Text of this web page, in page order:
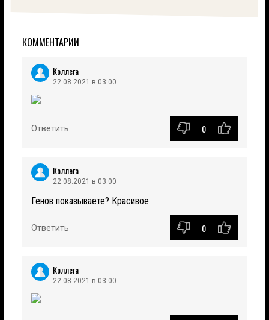
КОММЕНТАРИИ
Коллега
22.08.2021 в 03:00
Ответить 0
Коллега
22.08.2021 в 03:00
Генов показываете? Красивое.
Ответить 0
Коллега
22.08.2021 в 03:00